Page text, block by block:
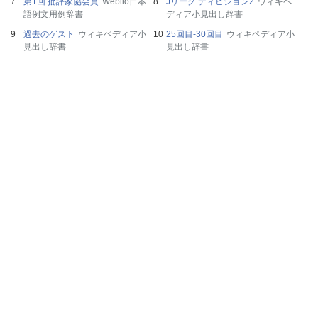
語例文用例辞書
ディア小見出し辞書
過去のゲスト
ウィキペディア小
見出し辞書
25回目-30回目
ウィキペディア小
見出し辞書